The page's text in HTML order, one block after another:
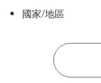
國家/地區